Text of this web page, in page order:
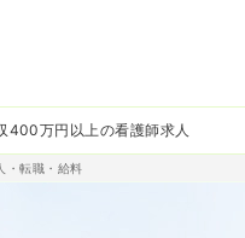
400万円以上の看護師求人
・転職・給料